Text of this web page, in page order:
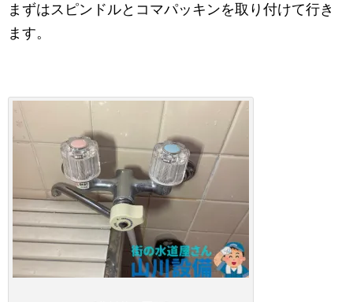
まずはスピンドルとコマパッキンを取り付けて行き
ます。